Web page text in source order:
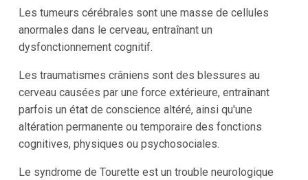
Les tumeurs cérébrales sont une masse de cellules
anormales dans le cerveau, entraînant un
dysfonctionnement cognitif.
Les traumatismes crâniens sont des blessures au
cerveau causées par une force extérieure, entraînant
parfois un état de conscience altéré, ainsi qu'une
altération permanente ou temporaire des fonctions
cognitives, physiques ou psychosociales.
Le syndrome de Tourette est un trouble neurologique